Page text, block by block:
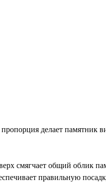
делает памятник
смягчает общий облик
правильную